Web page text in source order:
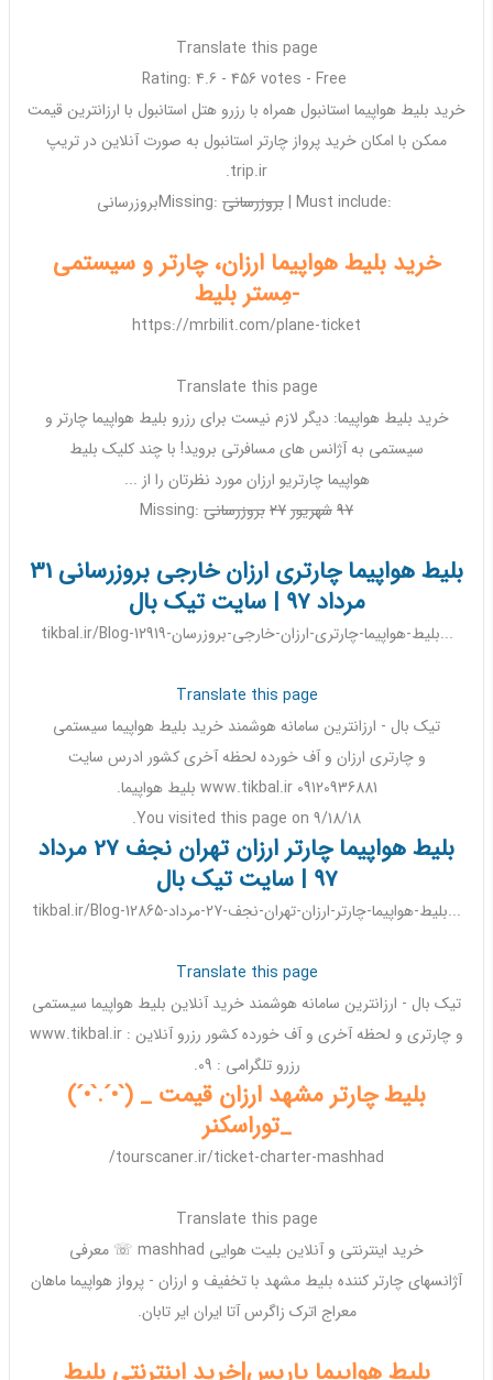
Translate this page
خرید بلیط هواپیما استانبول همراه با رزرو هتل استانبول با ارزانترینقیمت
ممکن با امکان خرید پرواز چارتر استانبول به صورت آنلاین در تریپ
trip.ir.
Missing: بروزرسانی‎| ‎Must include: ‎ بروزرسانی
خرید بلیط هواپیما ارزان، چارتر و سیستمی
-مِستر بلیط
https://mrbilit.com/plane-ticket
Translate this page
خرید بلیط هواپیما: دیگر لازم نیست برای رزرو بلیط هواپیماچارتر و
سیستمی به آژانس های مسافرتی بروید! با چند کلیک بلیط
هواپیماچارتریو ارزانمورد نظرتان را از ...
Missing: بروزرسانی27شهریور97
بلیط هواپیما چارتری ارزان خارجی بروزرسانی 31
مرداد 97 | سایت تیک بال
tikbal.ir/Blog-12919-بلیط-هواپیما-چارتری-ارزان-خارجی-بروزرسان...
Translate this page
تیک بال - ارزانترین سامانه هوشمند خرید بلیط هواپیما سیستمی
وچارتری ارزان و آف خورده لحظه آخری کشور ادرس سایت
www.tikbal.ir 09120936881 بلیط هواپیما.
You visited this page on 9/18/18.
بلیط هواپیما چارتر ارزان تهران نجف 27 مرداد
97 | سایت تیک بال
tikbal.ir/Blog-12865-بلیط-هواپیما-چارتر-ارزان-تهران-نجف-27-مرداد...
Translate this page
تیک بال - ارزانترین سامانه هوشمند خرید آنلاین بلیط هواپیما سیستمی
و چارتری
و لحظه آخری و آف خورده کشور رزرو آنلاین : www.tikbal.ir
رزرو تلگرامی : 09.
بلیط چارتر مشهد ارزان قیمت _ (`•´.`•´)
_توراسکنر
tourscaner.ir/ticket-charter-mashhad/
Translate this page
خرید اینترنتی و آنلاین بلیت هوایی mashhad ☏ معرفی
آژانسهایچارتر کننده بلیط مشهد با تخفیف و ارزان - پرواز هواپیما ماهان
معراج اترک زاگرس آتا ایران ایر تابان.